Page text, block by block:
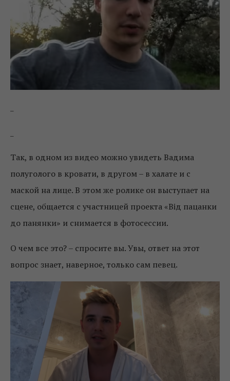
Так, в одном из видео можно увидеть Вадима
полуголого в кровати, в другом – в халате и с
маской на лице. В этом же ролике он выступает на
сцене, общается с участницей проекта «Від пацанки
до панянки» и снимается в фотосессии.
О чем все это? – спросите вы. Увы, ответ на этот
вопрос знает, наверное, только сам певец.